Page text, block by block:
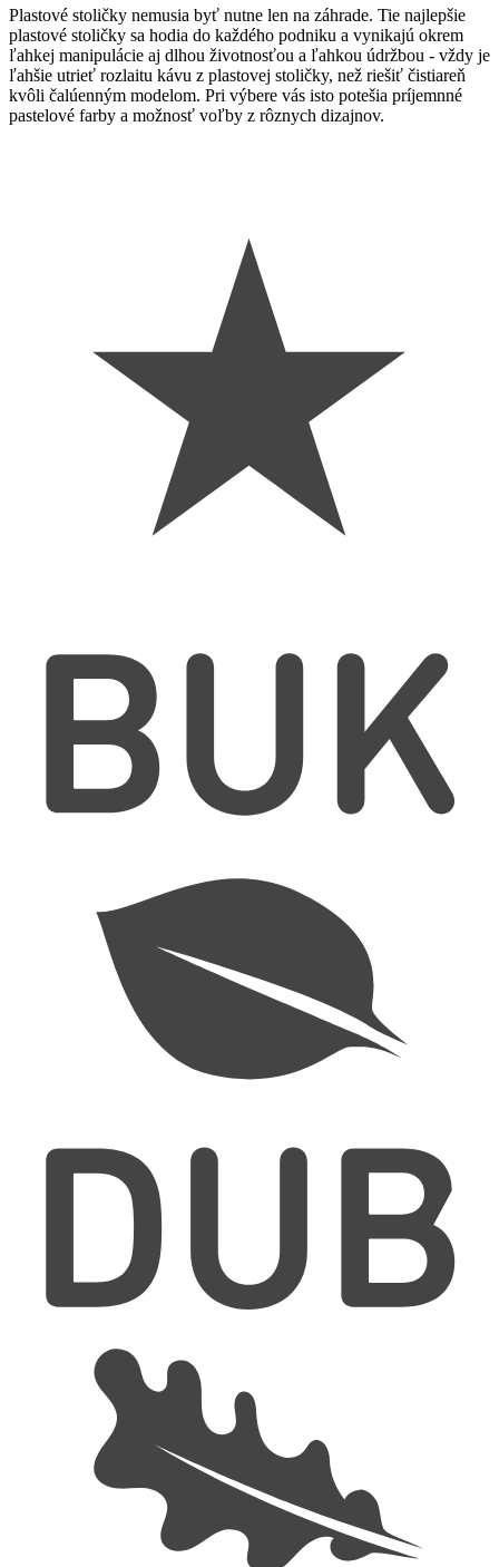
Plastové stoličky nemusia byť nutne len na záhrade. Tie najlepšie
plastové stoličky sa hodia do každého podniku a vynikajú okrem
ľahkej manipulácie aj dlhou životnosťou a ľahkou údržbou - vždy je
ľahšie utrieť rozlaitu kávu z plastovej stoličky, než riešiť čistiareň
kvôli čalúenným modelom. Pri výbere vás isto potešia príjemnné
pastelové farby a možnosť voľby z rôznych dizajnov.